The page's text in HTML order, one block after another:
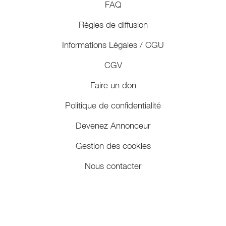
FAQ
Règles de diffusion
Informations Légales / CGU
CGV
Faire un don
Politique de confidentialité
Devenez Annonceur
Gestion des cookies
Nous contacter